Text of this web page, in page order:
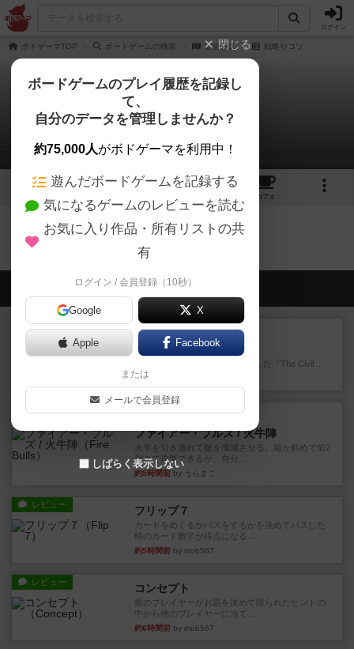
ログイン
ボドゲーマTOP ボードゲームの検索 歴史悠久 戦略やコツ
歴史悠久
0件の戦略やコツ
6 2
カフェ
歴史悠久のトップに戻る
会員の新しい投稿
レビュー
南北戦争
1983年にVictory Gamesが出版した『The Civil ...
約3時間前
ファイアー・ブルズ / 火牛陣
火牛を引き連れて敵を殲滅させる。縦か斜めで前2
列まで攻撃できるが、自分...
約5時間前 by うらまこ
レビュー フリップ７
カードをめくるかパスをするかを決めてパスした
時のカード数字が得点になる...
約5時間前 by mob567
レビュー コンセプト
親のプレイヤーがお題を決めて限られたヒントの
中から他のプレイヤーに当て...
約6時間前 by mob567
閉じる
ボードゲームのプレイ履歴を記録し
て、
自分のデータを管理しませんか？
約75,000人がボドゲーマを利用中！
遊んだボードゲームを記録する
気になるゲームのレビューを読む
お気に入り作品・所有リストの共
有
ログイン / 会員登録（10秒）
Google X
Apple Facebook
または
メールで会員登録
しばらく表示しない